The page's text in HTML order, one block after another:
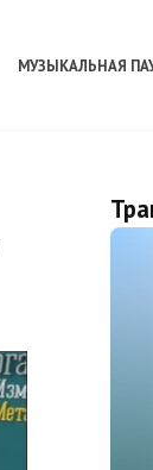
МУЗЫКАЛЬНАЯ